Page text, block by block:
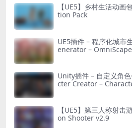
【UE5】乡村生活动
tion Pack
UE5插件 – 程序化城市
enerator – OmniScape
Unity插件 – 自定义角
cter Creator –
【UE5】第三人称射
on Shooter v2.9